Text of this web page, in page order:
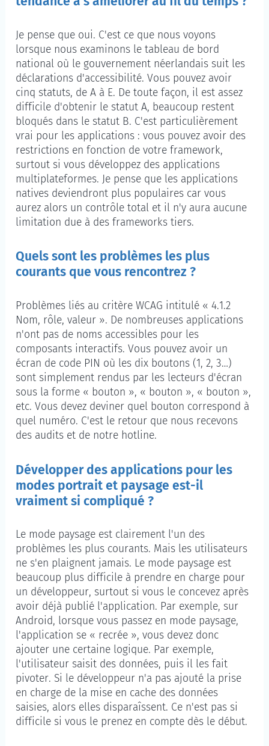
Je pense que oui. C'est ce que nous voyons
lorsque nous examinons le tableau de bord
national où le gouvernement néerlandais suit les
déclarations d'accessibilité. Vous pouvez avoir
cinq statuts, de A à E. De toute façon, il est assez
difficile d'obtenir le statut A, beaucoup restent
bloqués dans le statut B. C'est particulièrement
vrai pour les applications : vous pouvez avoir des
restrictions en fonction de votre framework,
surtout si vous développez des applications
multiplateformes. Je pense que les applications
natives deviendront plus populaires car vous
aurez alors un contrôle total et il n'y aura aucune
limitation due à des frameworks tiers.
Quels sont les problèmes les plus
courants que vous rencontrez ?
Problèmes liés au critère WCAG intitulé « 4.1.2
Nom, rôle, valeur ». De nombreuses applications
n'ont pas de noms accessibles pour les
composants interactifs. Vous pouvez avoir un
écran de code PIN où les dix boutons (1, 2, 3…)
sont simplement rendus par les lecteurs d'écran
sous la forme « bouton », « bouton », « bouton »,
etc. Vous devez deviner quel bouton correspond à
quel numéro. C'est le retour que nous recevons
des audits et de notre hotline.
Développer des applications pour les
modes portrait et paysage est-il
vraiment si compliqué ?
Le mode paysage est clairement l'un des
problèmes les plus courants. Mais les utilisateurs
ne s'en plaignent jamais. Le mode paysage est
beaucoup plus difficile à prendre en charge pour
un développeur, surtout si vous le concevez après
avoir déjà publié l'application. Par exemple, sur
Android, lorsque vous passez en mode paysage,
l'application se « recrée », vous devez donc
ajouter une certaine logique. Par exemple,
l'utilisateur saisit des données, puis il les fait
pivoter. Si le développeur n'a pas ajouté la prise
en charge de la mise en cache des données
saisies, alors elles disparaîssent. Ce n'est pas si
difficile si vous le prenez en compte dès le début.